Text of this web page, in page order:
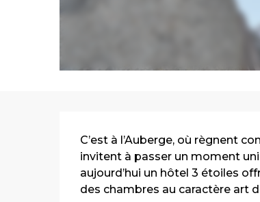
C’est à l’Auberge, où règnent
invitent à passer un moment
aujourd’hui un hôtel 3 étoiles
des chambres au caractère art